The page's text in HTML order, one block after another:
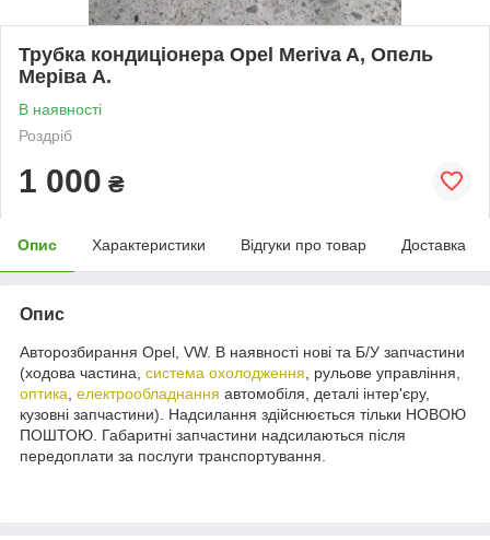
Трубка кондиціонера Opel Meriva A, Опель
Меріва А.
В наявності
Роздріб
1 000 ₴
Опис Характеристики Відгуки про товар Доставка
Опис
Авторозбирання Opel, VW. В наявності нові та Б/У запчастини
(ходова частина, система охолодження , рульове управління,
оптика електрообладнання автомобіля, деталі інтер'єру,
кузовні запчастини). Надсилання здійснюється тільки НОВОЮ
ПОШТОЮ. Габаритні запчастини надсилаються після
передоплати за послуги транспортування.